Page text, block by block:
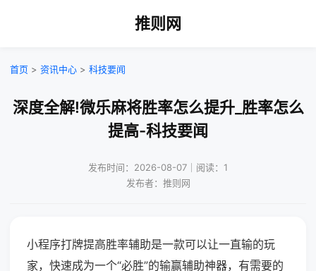
推则网
首页 > 资讯中心 > 科技要闻
深度全解!微乐麻将胜率怎么提升_胜率怎么
提高-科技要闻
发布时间：2026-08-07｜阅读：1
发布者：推则网
小程序打牌提高胜率辅助是一款可以让一直输的玩
家，快速成为一个“必胜”的输赢辅助神器，有需要的